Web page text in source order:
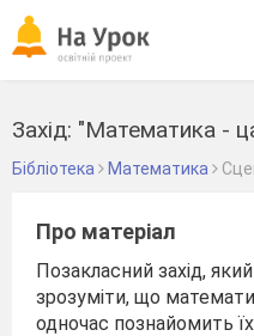
Захід: "Математика -
Бібліотека Математика
Про матеріал
Позакласний захід,
зрозуміти, що
одночас познайомить